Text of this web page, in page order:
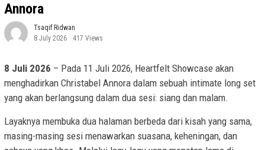
Annora
Tsaqif Ridwan
8 July 2026
417 Views
8 Juli 2026 – Pada 11 Juli 2026, Heartfelt Showcase akan
menghadirkan Christabel Annora dalam sebuah intimate long set
yang akan berlangsung dalam dua sesi: siang dan malam.
Layaknya membuka dua halaman berbeda dari kisah yang sama,
masing-masing sesi menawarkan suasana, keheningan, dan